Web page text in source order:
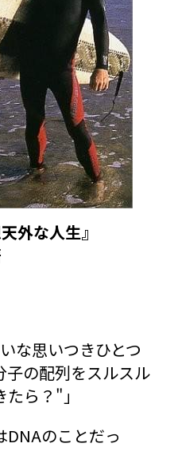
外な人生』
な思いつきひとつ
子の配列をスルスル
ら？"」
DNAのことだっ